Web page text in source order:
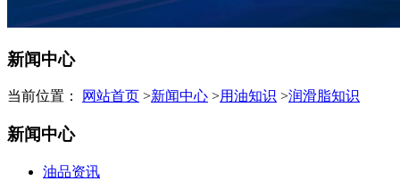
新闻中心
当前位置： 网站首页 >新闻中心 >用油知识 >润滑脂知识
新闻中心
油品资讯